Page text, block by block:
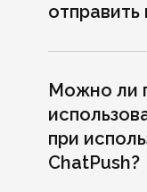
2
Можно ли
при
ChatPush?